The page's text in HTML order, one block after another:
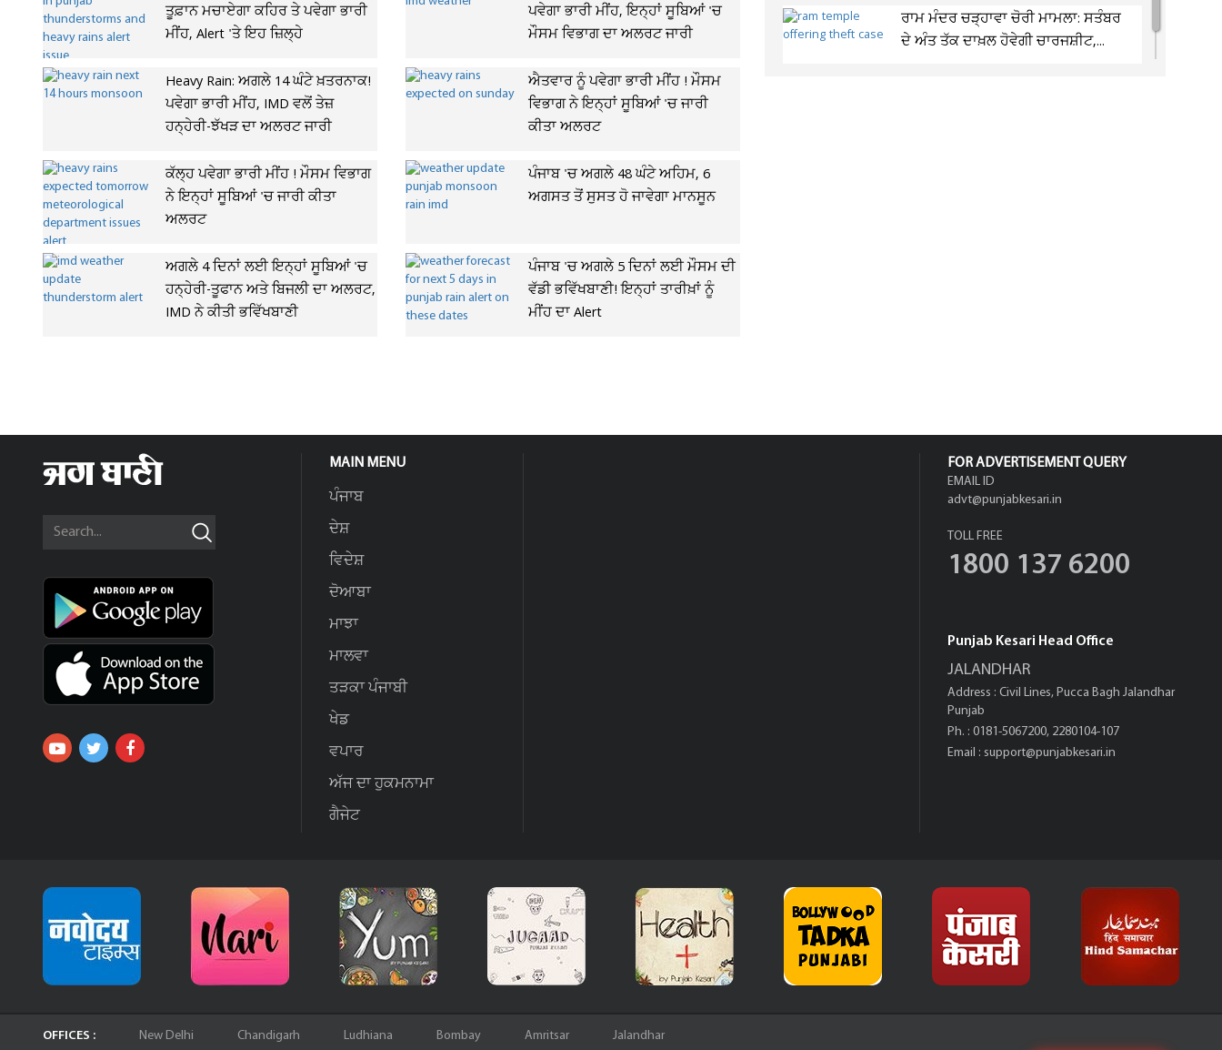
ਤੂਫ਼ਾਨ ਮਚਾਏਗਾ ਕਹਿਰ ਤੇ ਪਵੇਗਾ ਭਾਰੀ
ਮੀਂਹ, Alert 'ਤੇ ਇਹ ਜ਼ਿਲ੍ਹੇ
ਪਵੇਗਾ ਭਾਰੀ ਮੀਂਹ, ਇਨ੍ਹਾਂ ਸੂਬਿਆਂ 'ਚ
ਮੌਸਮ ਵਿਭਾਗ ਦਾ ਅਲਰਟ ਜਾਰੀ
Heavy Rain: ਅਗਲੇ 14 ਘੰਟੇ ਖ਼ਤਰਨਾਕ!
ਪਵੇਗਾ ਭਾਰੀ ਮੀਂਹ, IMD ਵਲੋਂ ਤੇਜ਼
ਹਨ੍ਹੇਰੀ-ਝੱਖੜ ਦਾ ਅਲਰਟ ਜਾਰੀ
ਐਤਵਾਰ ਨੂੰ ਪਵੇਗਾ ਭਾਰੀ ਮੀਂਹ ! ਮੌਸਮ
ਵਿਭਾਗ ਨੇ ਇਨ੍ਹਾਂ ਸੂਬਿਆਂ 'ਚ ਜਾਰੀ
ਕੀਤਾ ਅਲਰਟ
ਕੱਲ੍ਹ ਪਵੇਗਾ ਭਾਰੀ ਮੀਂਹ ! ਮੌਸਮ ਵਿਭਾਗ
ਨੇ ਇਨ੍ਹਾਂ ਸੂਬਿਆਂ 'ਚ ਜਾਰੀ ਕੀਤਾ
ਅਲਰਟ
ਪੰਜਾਬ 'ਚ ਅਗਲੇ 48 ਘੰਟੇ ਅਹਿਮ, 6
ਅਗਸਤ ਤੋਂ ਸੁਸਤ ਹੋ ਜਾਵੇਗਾ ਮਾਨਸੂਨ
ਅਗਲੇ 4 ਦਿਨਾਂ ਲਈ ਇਨ੍ਹਾਂ ਸੂਬਿਆਂ 'ਚ
ਹਨ੍ਹੇਰੀ-ਤੂਫਾਨ ਅਤੇ ਬਿਜਲੀ ਦਾ ਅਲਰਟ,
IMD ਨੇ ਕੀਤੀ ਭਵਿੱਖਬਾਣੀ
ਪੰਜਾਬ 'ਚ ਅਗਲੇ 5 ਦਿਨਾਂ ਲਈ ਮੌਸਮ ਦੀ
ਵੱਡੀ ਭਵਿੱਖਬਾਣੀ! ਇਨ੍ਹਾਂ ਤਾਰੀਖ਼ਾਂ ਨੂੰ
ਮੀਂਹ ਦਾ Alert
ਰਾਮ ਮੰਦਰ ਚੜ੍ਹਾਵਾ ਚੋਰੀ ਮਾਮਲਾ: ਸਤੰਬਰ
ਦੇ ਅੰਤ ਤੱਕ ਦਾਖ਼ਲ ਹੋਵੇਗੀ ਚਾਰਜਸ਼ੀਟ,...
MAIN MENU
ਪੰਜਾਬ
ਦੇਸ਼
ਵਿਦੇਸ਼
ਦੋਆਬਾ
ਮਾਝਾ
ਮਾਲਵਾ
ਤੜਕਾ ਪੰਜਾਬੀ
ਖੇਡ
ਵਪਾਰ
ਅੱਜ ਦਾ ਹੁਕਮਨਾਮਾ
ਗੈਜੇਟ
FOR ADVERTISEMENT QUERY
EMAIL ID
advt@punjabkesari.in
TOLL FREE
1800 137 6200
Punjab Kesari Head Office
JALANDHAR
Address : Civil Lines, Pucca Bagh Jalandhar
Punjab
Ph. : 0181-5067200, 2280104-107
Email : support@punjabkesari.in
OFFICES : New Delhi Chandigarh Ludhiana Bombay Amritsar Jalandhar